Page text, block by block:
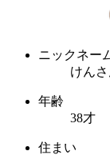
ニックネー
けん
年齢
38才
住まい